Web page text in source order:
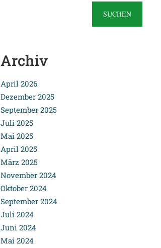
SUCHEN
Archiv
April 2026
Dezember 2025
September 2025
Juli 2025
Mai 2025
April 2025
März 2025
November 2024
Oktober 2024
September 2024
Juli 2024
Juni 2024
Mai 2024